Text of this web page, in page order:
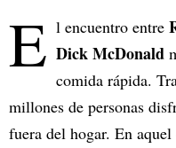
E l encuentro entre
Dick McDonald
comida rápida.
millones de personas
fuera del hogar. En